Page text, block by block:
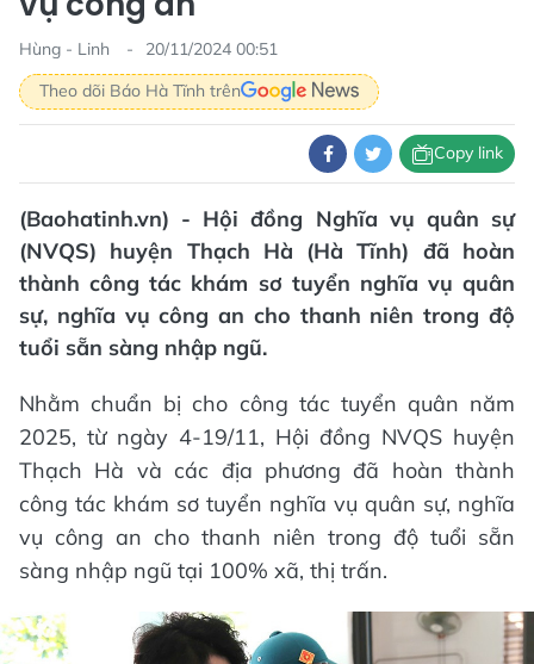
Hùng - Linh
20/11/2024 00:51
Theo dõi Báo Hà Tĩnh trên
Copy link
(Baohatinh.vn) - Hội đồng Nghĩa vụ quân sự
(NVQS) huyện Thạch Hà (Hà Tĩnh) đã hoàn
thành công tác khám sơ tuyển nghĩa vụ quân
sự, nghĩa vụ công an cho thanh niên trong độ
tuổi sẵn sàng nhập ngũ.
Nhằm chuẩn bị cho công tác tuyển quân năm
2025, từ ngày 4-19/11, Hội đồng NVQS huyện
Thạch Hà và các địa phương đã hoàn thành
công tác khám sơ tuyển nghĩa vụ quân sự, nghĩa
vụ công an cho thanh niên trong độ tuổi sẵn
sàng nhập ngũ tại 100% xã, thị trấn.